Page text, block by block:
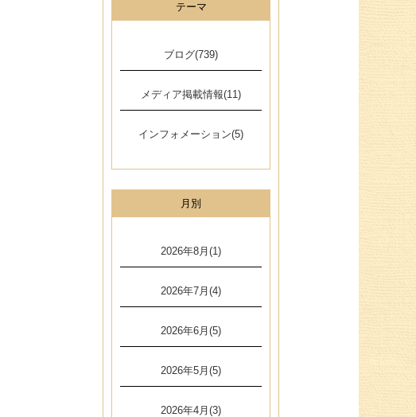
テーマ
ブログ(739)
メディア掲載情報(11)
インフォメーション(5)
月別
2026年8月(1)
2026年7月(4)
2026年6月(5)
2026年5月(5)
2026年4月(3)